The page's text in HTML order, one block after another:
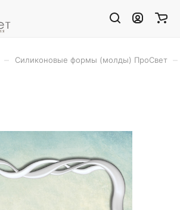
Силиконовые формы (молды) ПроСвет